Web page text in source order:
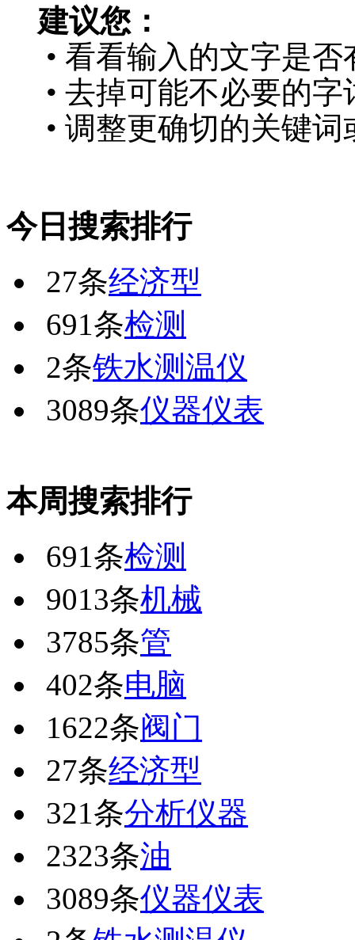
建议您：
• 看看输入的文字是否
• 去掉可能不必要的字
• 调整更确切的关键
今日搜索排行
27条经济型
691条检测
2条铁水测温仪
3089条仪器仪表
本周搜索排行
691条检测
9013条机械
3785条管
402条电脑
1622条阀门
27条经济型
321条分析仪器
2323条油
3089条仪器仪表